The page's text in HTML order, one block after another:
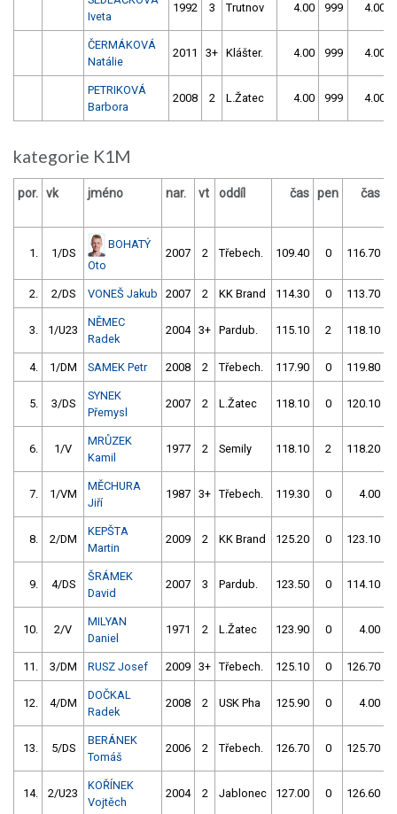
Iveta
1992 3 Trutnov 4.00 999 4.00
ČERMÁKOVÁ
Natálie
2011 3+ Klášter. 4.00 999 4.00
PETRIKOVÁ
Barbora
2008 2 L.Žatec 4.00 999 4.00
kategorie K1M
por. vk jméno nar. vt oddíl čas pen čas
1. 1/DS
BOHATÝ
Oto
2007 2 Třebech. 109.40 0 116.70
2. 2/DS VONEŠ Jakub 2007 2 KK Brand 114.30 0 113.70
3. 1/U23
NĚMEC
Radek
2004 3+ Pardub. 115.10 2 118.10
4. 1/DM SAMEK Petr 2008 2 Třebech. 117.90 0 119.80
5. 3/DS
SYNEK
Přemysl
2007 2 L.Žatec 118.10 0 120.10
6. 1/V
MRŮZEK
Kamil
1977 2 Semily 118.10 2 118.20
7. 1/VM
MĚCHURA
Jiří
1987 3+ Třebech. 119.30 0 4.00
8. 2/DM
KEPŠTA
Martin
2009 2 KK Brand 125.20 0 123.10
9. 4/DS
ŠRÁMEK
David
2007 3 Pardub. 123.50 0 114.10
10. 2/V
MILYAN
Daniel
1971 2 L.Žatec 123.90 0 4.00
11. 3/DM RUSZ Josef 2009 3+ Třebech. 125.10 0 126.70
12. 4/DM
DOČKAL
Radek
2008 2 USK Pha 125.90 0 4.00
13. 5/DS
BERÁNEK
Tomáš
2006 2 Třebech. 126.70 0 125.70
14. 2/U23
KOŘÍNEK
Vojtěch
2004 2 Jablonec 127.00 0 126.60